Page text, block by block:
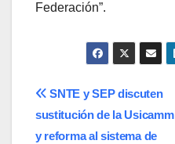
Federación”.
Navegación
de
SNTE y SEP discuten
sustitución de la Usicamm
y reforma al sistema de